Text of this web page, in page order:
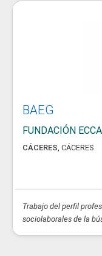
BAEG
FUNDACIÓN
CÁCERES, CÁCERES
Trabajo del perfil
sociolaborales de la